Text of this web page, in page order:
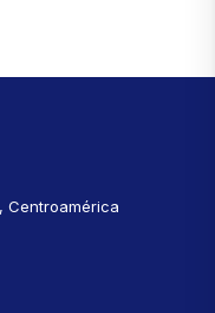
Centroamérica